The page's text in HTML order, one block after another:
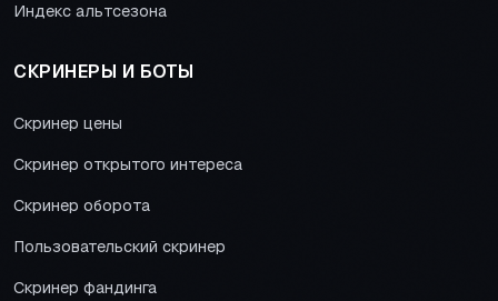
Индекс альтсезона
СКРИНЕРЫ И БОТЫ
Скринер цены
Скринер открытого интереса
Скринер оборота
Пользовательский скринер
Скринер фандинга